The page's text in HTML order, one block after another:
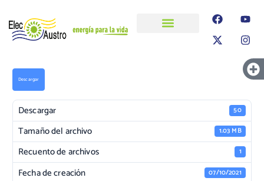
Descargar
Descargar 50
Tamaño del archivo 1.03 MB
Recuento de archivos 1
Fecha de creación 07/10/2021